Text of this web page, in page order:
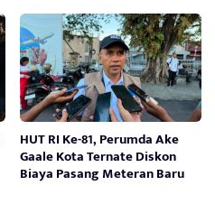
HUT RI Ke-81, Perumda Ake
Gaale Kota Ternate Diskon
Biaya Pasang Meteran Baru